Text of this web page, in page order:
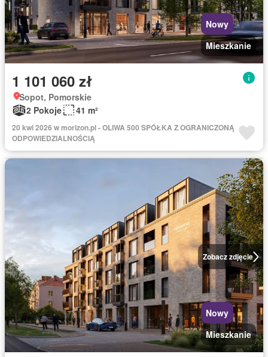
Nowy
Mieszkanie
1 101 060 zł
Sopot, Pomorskie
2 Pokoje
41 m²
20 kwi 2026 w morizon.pl - OLIWA 500 SPÓŁKA Z OGRANICZONĄ
ODPOWIEDZIALNOŚCIĄ
Zobacz zdjęcie
Nowy
Mieszkanie